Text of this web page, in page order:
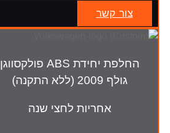
צור קשר
החלפת יחידת ABS פולקסווגן
גולף 2009 (ללא התקנה)
אחריות לחצי שנה